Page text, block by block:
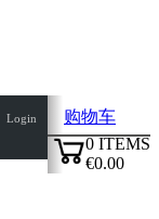
Login
购物车
0 ITEMS
€0.00